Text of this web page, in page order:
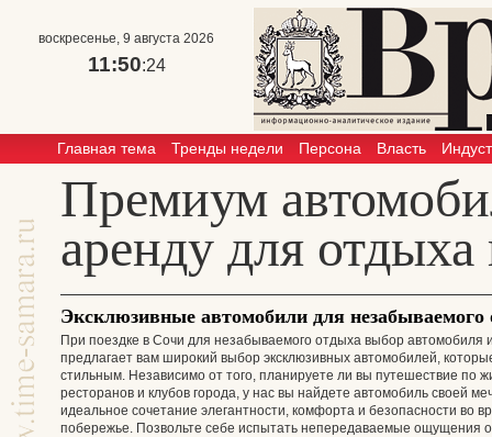
воскресенье, 9 августа 2026
11:50:24
Главная тема Тренды недели Персона Власть
Премиум
аренду для
Эксклюзивные автомобили для
При поездке в Сочи для незабываемого отдыха выбор автомобиля
предлагает вам широкий выбор эксклюзивных автомобилей,
стильным. Независимо от того, планируете ли вы путешествие
ресторанов и клубов города, у нас вы найдете автомобиль своей
идеальное сочетание элегантности, комфорта и безопасности во
побережье. Позвольте себе испытать непередаваемые ощущения